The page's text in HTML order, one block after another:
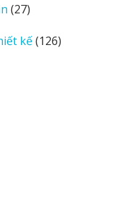
2727
phẩm
kế 126126